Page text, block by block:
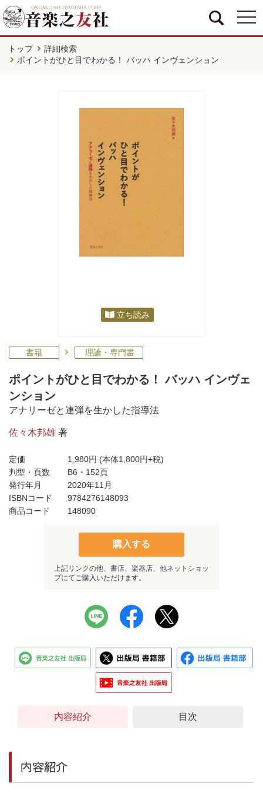
トップ
詳細検索
ポイントがひと目でわかる！ バッハ インヴェンション
立ち読み
書籍 理論・専門書
ポイントがひと目でわかる！ バッハ インヴェ
ンション
アナリーゼと連弾を生かした指導法
佐々木邦雄 著
定価 1,980円 (本体1,800円+税)
判型・頁数
B6・152頁
発行年月
2020年11月
ISBNコード
9784276148093
商品コード
148090
購入する
上記リンクの他、書店、楽器店、他ネットショッ
プにてご購入いただけます。
内容紹介 目次
内容紹介